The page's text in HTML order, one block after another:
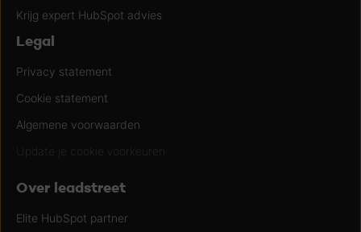
Krijg expert HubSpot advies
Legal
Privacy statement
Cookie statement
Algemene voorwaarden
Update je cookie voorkeuren
Over leadstreet
Elite HubSpot partner